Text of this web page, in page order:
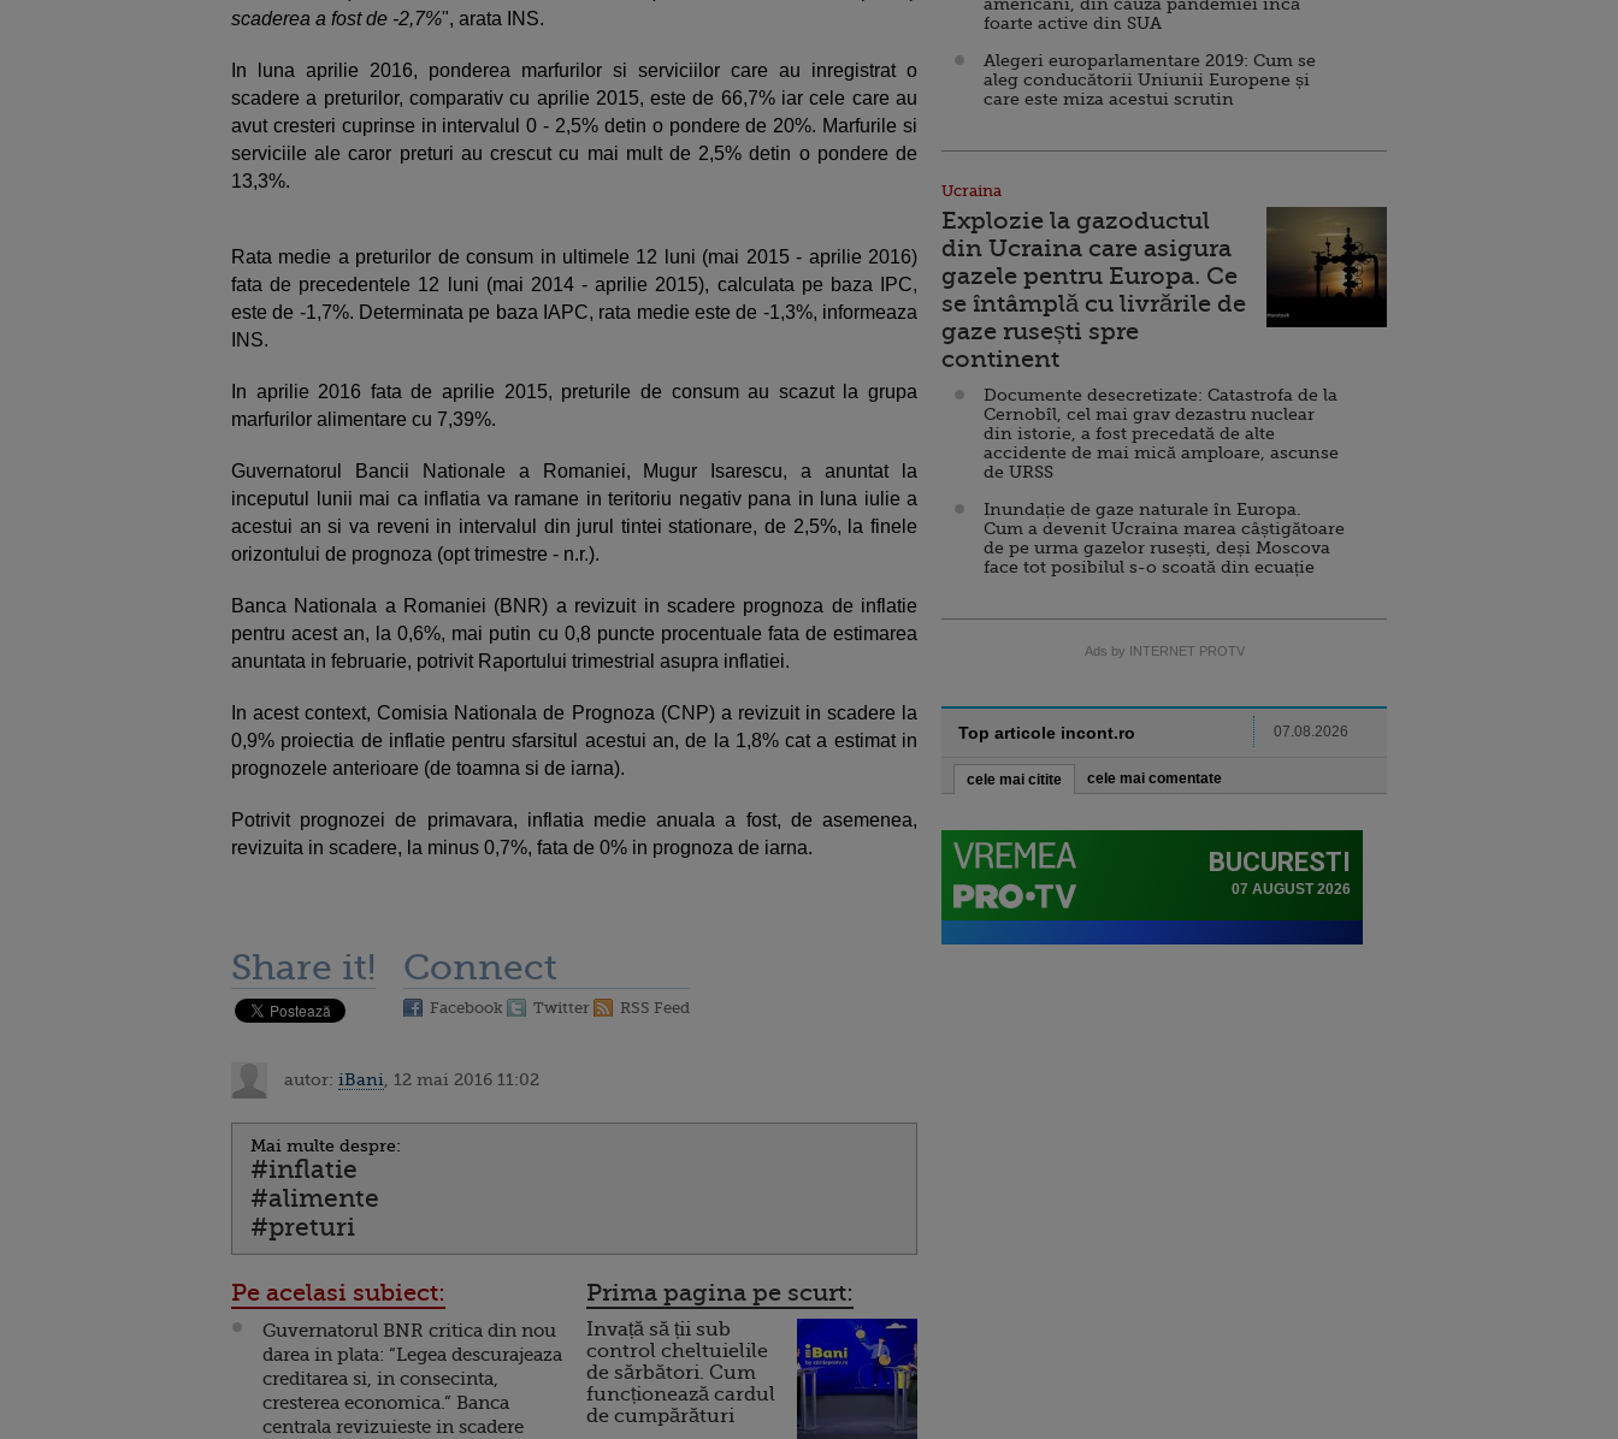
scaderea a fost de -2,7%", arata INS.
In luna aprilie 2016, ponderea marfurilor si serviciilor care au inregistrat o
scadere a preturilor, comparativ cu aprilie 2015, este de 66,7% iar cele care au
avut cresteri cuprinse in intervalul 0 - 2,5% detin o pondere de 20%. Marfurile si
serviciile ale caror preturi au crescut cu mai mult de 2,5% detin o pondere de
13,3%.
Rata medie a preturilor de consum in ultimele 12 luni (mai 2015 - aprilie 2016)
fata de precedentele 12 luni (mai 2014 - aprilie 2015), calculata pe baza IPC,
este de -1,7%. Determinata pe baza IAPC, rata medie este de -1,3%, informeaza
INS.
In aprilie 2016 fata de aprilie 2015, preturile de consum au scazut la grupa
marfurilor alimentare cu 7,39%.
Guvernatorul Bancii Nationale a Romaniei, Mugur Isarescu, a anuntat la
inceputul lunii mai ca inflatia va ramane in teritoriu negativ pana in luna iulie a
acestui an si va reveni in intervalul din jurul tintei stationare, de 2,5%, la finele
orizontului de prognoza (opt trimestre - n.r.).
Banca Nationala a Romaniei (BNR) a revizuit in scadere prognoza de inflatie
pentru acest an, la 0,6%, mai putin cu 0,8 puncte procentuale fata de estimarea
anuntata in februarie, potrivit Raportului trimestrial asupra inflatiei.
In acest context, Comisia Nationala de Prognoza (CNP) a revizuit in scadere la
0,9% proiectia de inflatie pentru sfarsitul acestui an, de la 1,8% cat a estimat in
prognozele anterioare (de toamna si de iarna).
Potrivit prognozei de primavara, inflatia medie anuala a fost, de asemenea,
revizuita in scadere, la minus 0,7%, fata de 0% in prognoza de iarna.
Share it! Connect
Facebook Twitter RSS Feed
autor: iBani , 12 mai 2016 11:02
Mai multe despre:
#inflatie
#alimente
#preturi
Pe acelasi subiect:
Guvernatorul BNR critica din nou
darea in plata: “Legea descurajeaza
creditarea si, in consecinta,
cresterea economica.” Banca
centrala revizuieste in scadere
Prima pagina pe scurt:
Invață să ții sub
control cheltuielile
de sărbători. Cum
funcționează cardul
de cumpărături
foarte active din SUA
Alegeri europarlamentare 2019: Cum se
aleg conducătorii Uniunii Europene și
care este miza acestui scrutin
Ucraina
Explozie la gazoductul
din Ucraina care asigura
gazele pentru Europa. Ce
se întâmplă cu livrările de
gaze rusești spre
continent
Documente desecretizate: Catastrofa de la
Cernobîl, cel mai grav dezastru nuclear
din istorie, a fost precedată de alte
accidente de mai mică amploare, ascunse
de URSS
Inundație de gaze naturale în Europa.
Cum a devenit Ucraina marea câștigătoare
de pe urma gazelor rusești, deși Moscova
face tot posibilul s-o scoată din ecuație
Ads by INTERNET PROTV
Top articole incont.ro 07.08.2026
cele mai citite cele mai comentate